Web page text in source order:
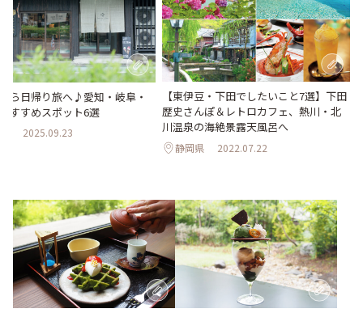
ら日帰り旅へ♪愛知・岐阜・
すすめスポット6選
2025.09.23
【東伊豆・下田でしたいこと7選】下田
歴史さんぽ＆レトロカフェ、熱川・北
川温泉の海絶景露天風呂へ
静岡県 2022.07.22